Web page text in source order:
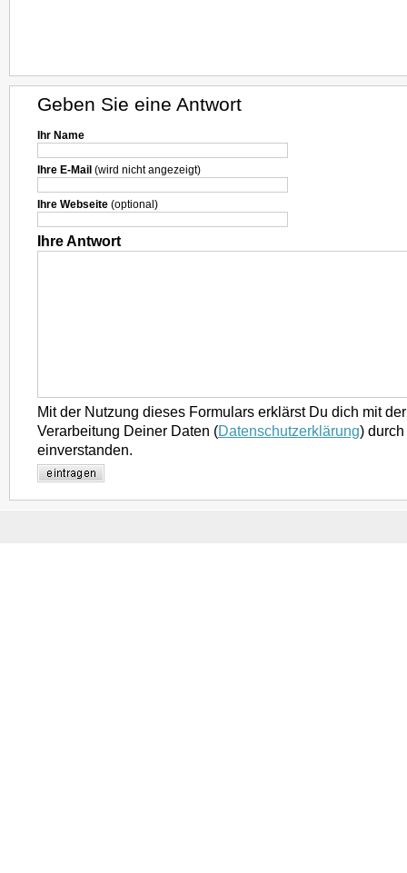
Geben Sie eine Antwort
Ihr Name
Ihre E-Mail (wird nicht angezeigt)
Ihre Webseite (optional)
Ihre Antwort
Mit der Nutzung dieses Formulars erklärst Du dich mit
Verarbeitung Deiner Daten (Datenschutzerklärung)
einverstanden.